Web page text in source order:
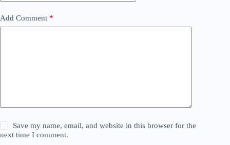
Add Comment *
Save my name, email, and website in this browser for the
next time I comment.